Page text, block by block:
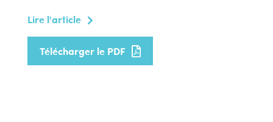
Lire l'article
Télécharger le PDF